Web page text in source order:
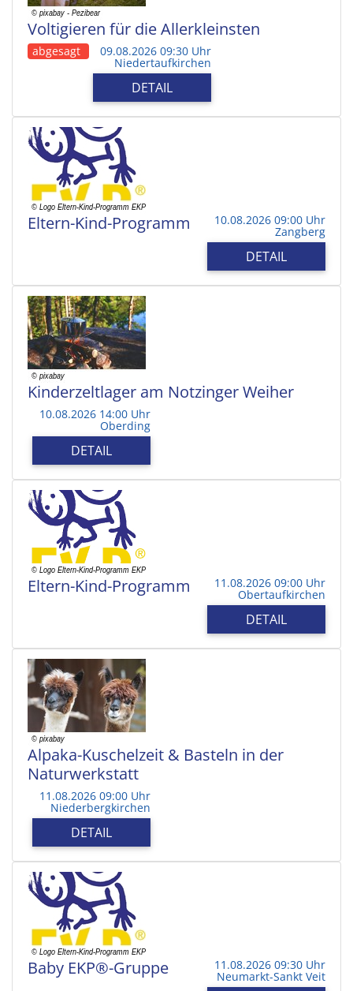
Voltigieren für die Allerkleinsten
abgesagt 09.08.2026 09:30 Uhr
Niedertaufkirchen
DETAIL
Eltern-Kind-Programm 10.08.2026 09:00 Uhr
Zangberg
DETAIL
Kinderzeltlager am Notzinger Weiher
10.08.2026 14:00 Uhr
Oberding
DETAIL
Eltern-Kind-Programm 11.08.2026 09:00 Uhr
Obertaufkirchen
DETAIL
Alpaka-Kuschelzeit & Basteln in der
Naturwerkstatt
11.08.2026 09:00 Uhr
Niederbergkirchen
DETAIL
Baby EKP®-Gruppe 11.08.2026 09:30 Uhr
Neumarkt-Sankt Veit